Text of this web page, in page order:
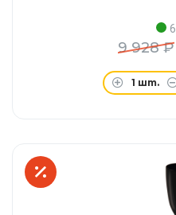
9 928 ₽
1 шт.